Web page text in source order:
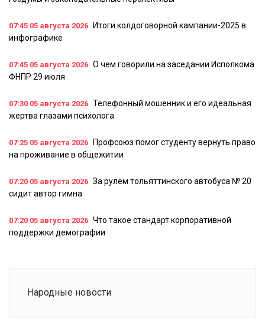
07:45 05 августа 2026
Итоги колдоговорной кампании-2025 в
инфографике
07:45 05 августа 2026 О чем говорили на заседании Исполкома
ФНПР 29 июля
07:30 05 августа 2026 Телефонный мошенник и его идеальная
жертва глазами психолога
07:25 05 августа 2026
Профсоюз помог студенту вернуть право
на проживание в общежитии
07:20 05 августа 2026 За рулем тольяттинского автобуса № 20
сидит автор гимна
07:20 05 августа 2026 Что такое стандарт корпоративной
поддержки демографии
Народные новости